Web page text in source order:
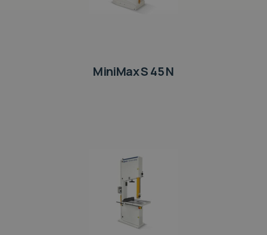
MiniMax S 45 N